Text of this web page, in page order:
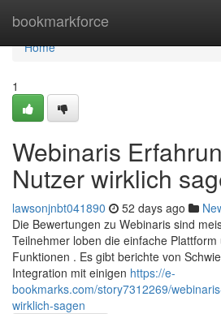
bookmarkforce
Home
Home
1
Webinaris
Nutzer wirklich
lawsonjnbt041890 52 days ago
Die Bewertungen zu Webinaris sind
Teilnehmer loben die einfache
Funktionen . Es gibt berichte von
Integration mit einigen https://e-
bookmarks.com/story7312269/
wirklich-sagen